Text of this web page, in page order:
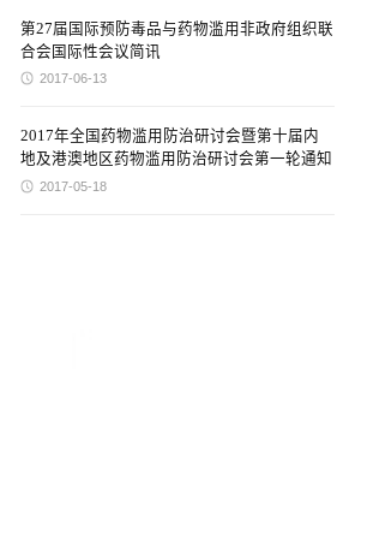
第27届国际预防毒品与药物滥用非政府组织联
合会国际性会议简讯
2017-06-13
2017年全国药物滥用防治研讨会暨第十届内
地及港澳地区药物滥用防治研讨会第一轮通知
2017-05-18